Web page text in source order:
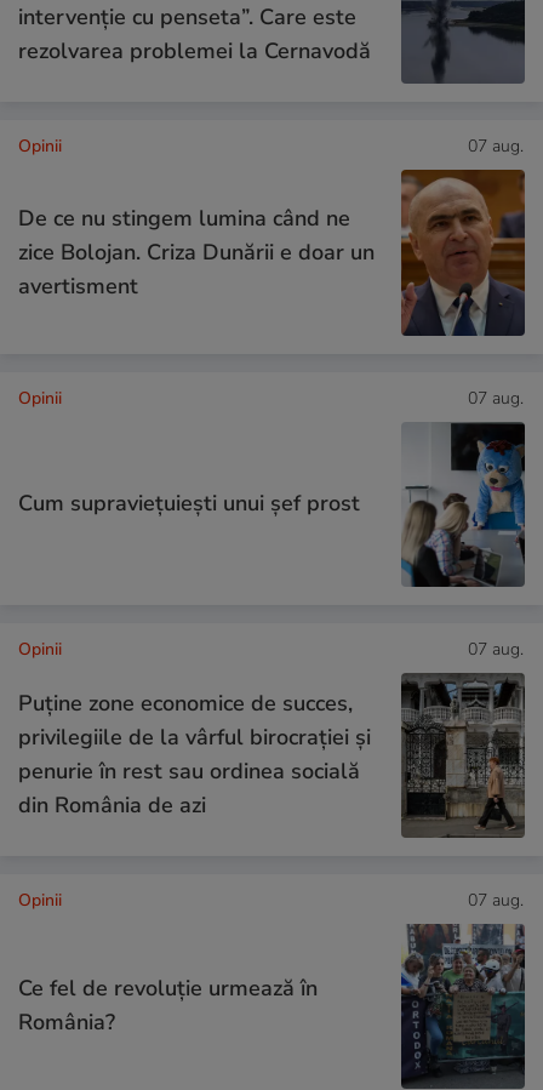
intervenție cu penseta”. Care este
rezolvarea problemei la Cernavodă
Opinii 07 aug.
De ce nu stingem lumina când ne
zice Bolojan. Criza Dunării e doar un
avertisment
Opinii 07 aug.
Cum supraviețuiești unui șef prost
Opinii 07 aug.
Puține zone economice de succes,
privilegiile de la vârful birocrației și
penurie în rest sau ordinea socială
din România de azi
Opinii 07 aug.
Ce fel de revoluție urmează în
România?